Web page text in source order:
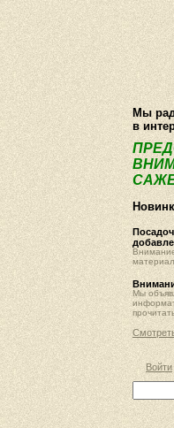
О компании Как
Мы
в
Мы
Войти